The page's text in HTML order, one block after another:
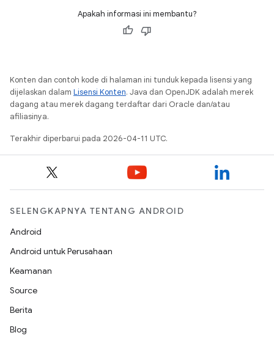
Apakah informasi ini membantu?
Konten dan contoh kode di halaman ini tunduk kepada lisensi yang
dijelaskan dalam Lisensi Konten. Java dan OpenJDK adalah merek
dagang atau merek dagang terdaftar dari Oracle dan/atau
afiliasinya.
Terakhir diperbarui pada 2026-04-11 UTC.
SELENGKAPNYA TENTANG ANDROID
Android
Android untuk Perusahaan
Keamanan
Source
Berita
Blog